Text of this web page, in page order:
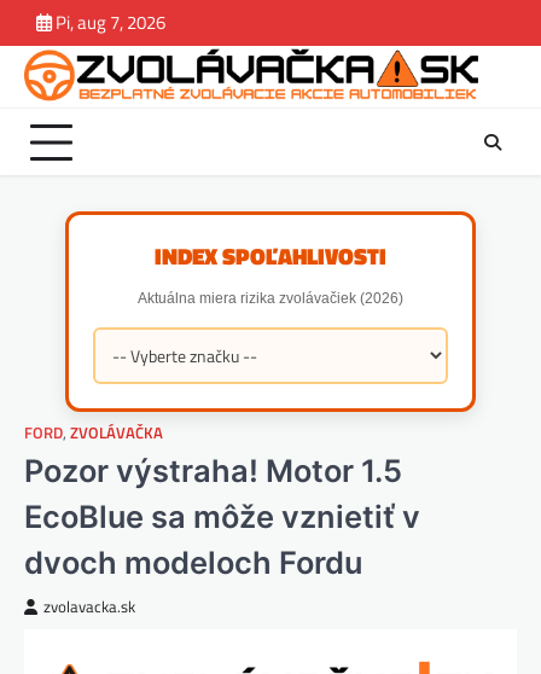
to
content
Pi, aug 7, 2026
Rady.
Tipy
INDEX SPOĽAHLIVOSTI
Aktuálna miera rizika zvolávačiek (2026)
FORD, ZVOLÁVAČKA
Pozor výstraha! Motor 1.5
EcoBlue sa môže vznietiť v
dvoch modeloch Fordu
zvolavacka.sk